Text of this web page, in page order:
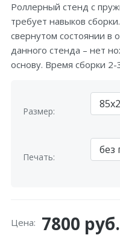
Роллерный стенд с
требует навыков
свернутом состоянии в
данного стенда – нет
основу. Время сборки 2-
Размер:
Печать:
Цена: 7800 руб.